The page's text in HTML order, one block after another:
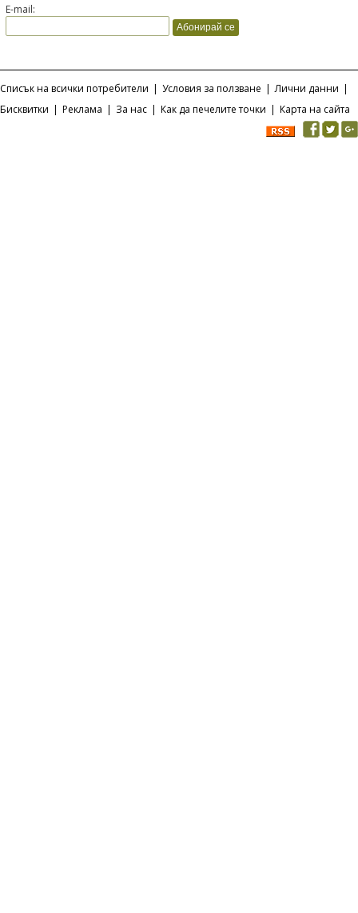
E-mail:
Списък на всички потребители | Условия за ползване | Лични данни |
Бисквитки | Реклама | За нас | Как да печелите точки | Карта на сайта